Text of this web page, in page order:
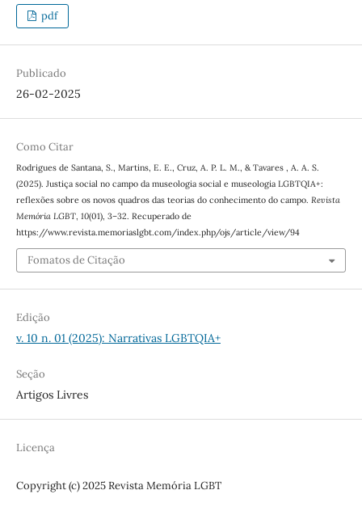
pdf
Publicado
26-02-2025
Como Citar
Rodrigues de Santana, S., Martins, E. E., Cruz, A. P. L. M., & Tavares , A. A. S.
(2025). Justiça social no campo da museologia social e museologia LGBTQIA+:
reflexões sobre os novos quadros das teorias do conhecimento do campo. Revista
Memória LGBT, 10(01), 3–32. Recuperado de
https://www.revista.memoriaslgbt.com/index.php/ojs/article/view/94
Fomatos de Citação
Edição
v. 10 n. 01 (2025): Narrativas LGBTQIA+
Seção
Artigos Livres
Licença
Copyright (c) 2025 Revista Memória LGBT